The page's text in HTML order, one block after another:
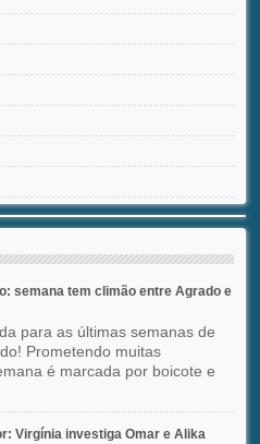
semana tem climão entre Agrado e
para as últimas semanas de
Prometendo muitas
é marcada por boicote e
Virgínia investiga Omar e Alika